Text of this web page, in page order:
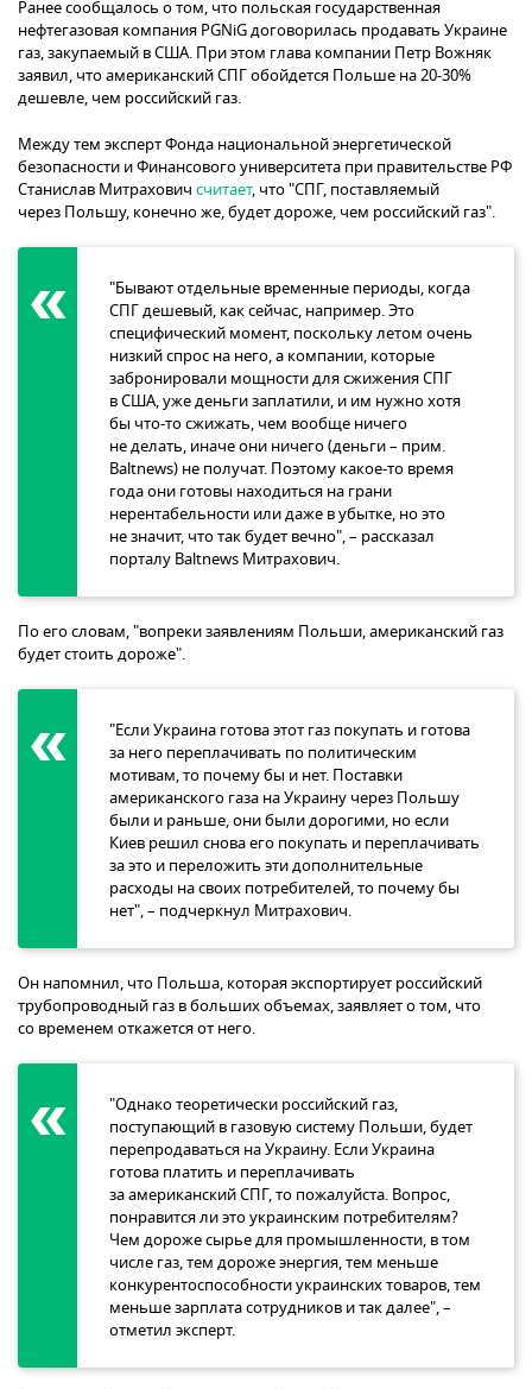
Ранее сообщалось о том, что польская государственная
нефтегазовая компания PGNiG договорилась продавать Украине
газ, закупаемый в США. При этом глава компании Петр Вожняк
заявил, что американский СПГ обойдется Польше на 20-30%
дешевле, чем российский газ.
Между тем эксперт Фонда национальной энергетической
безопасности и Финансового университета при правительстве РФ
Станислав Митрахович считает, что "СПГ, поставляемый
через Польшу, конечно же, будет дороже, чем российский газ".
"Бывают отдельные временные периоды, когда
СПГ дешевый, как сейчас, например. Это
специфический момент, поскольку летом очень
низкий спрос на него, а компании, которые
забронировали мощности для сжижения СПГ
в США, уже деньги заплатили, и им нужно хотя
бы что-то сжижать, чем вообще ничего
не делать, иначе они ничего (деньги – прим.
Baltnews) не получат. Поэтому какое-то время
года они готовы находиться на грани
нерентабельности или даже в убытке, но это
не значит, что так будет вечно", – рассказал
порталу Baltnews Митрахович.
По его словам, "вопреки заявлениям Польши, американский газ
будет стоить дороже".
"Если Украина готова этот газ покупать и готова
за него переплачивать по политическим
мотивам, то почему бы и нет. Поставки
американского газа на Украину через Польшу
были и раньше, они были дорогими, но если
Киев решил снова его покупать и переплачивать
за это и переложить эти дополнительные
расходы на своих потребителей, то почему бы
нет", – подчеркнул Митрахович.
Он напомнил, что Польша, которая экспортирует российский
трубопроводный газ в больших объемах, заявляет о том, что
со временем откажется от него.
"Однако теоретически российский газ,
поступающий в газовую систему Польши, будет
перепродаваться на Украину. Если Украина
готова платить и переплачивать
за американский СПГ, то пожалуйста. Вопрос,
понравится ли это украинским потребителям?
Чем дороже сырье для промышленности, в том
числе газ, тем дороже энергия, тем меньше
конкурентоспособности украинских товаров, тем
меньше зарплата сотрудников и так далее", –
отметил эксперт.